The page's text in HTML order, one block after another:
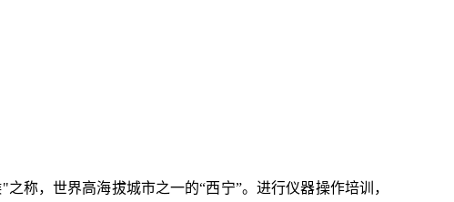
"之称，世界高海拔城市之一的“西宁”。进行仪器操作培训，